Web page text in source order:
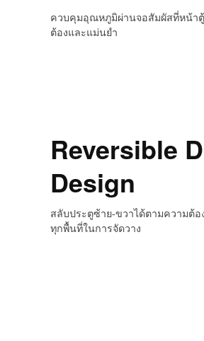
ควบคุมอุณหภูมิผ่านจอสัมผัสที่หน้าตู้
ต้องและแม่นยำ
Reversible
Design
สลับประตูซ้าย-ขวาได้ตามความต้อ
ทุกพื้นที่ในการจัดวาง